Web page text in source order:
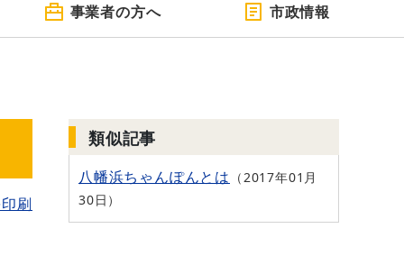
事業者の方へ 市政情報
刷
類似記事
八幡浜ちゃんぽんとは
2017年01月
30日